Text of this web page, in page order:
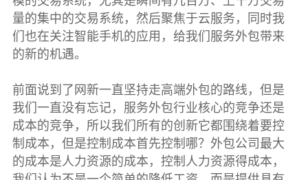
量的集中的交易系统，然后聚焦于云服务，同时我
们也在关注智能手机的应用，给我们服务外包带来
的新的机遇。
前面说到了网新一直坚持走高端外包的路线，但是
我们一直没有忘记，服务外包行业核心的竞争还是
成本的竞争，所以我们所有的创新它都围绕着要控
制成本，但是控制成本首先控制哪？外包公司最大
的成本是人力资源的成本，控制人力资源得成本，